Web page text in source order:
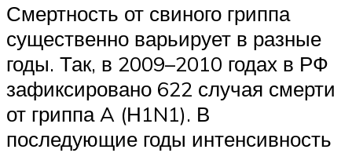
Смертность от свиного гриппа
существенно варьирует в разные
годы. Так, в 2009–2010 годах в РФ
зафиксировано 622 случая смерти
от гриппа A (Н1N1). В
последующие годы интенсивность